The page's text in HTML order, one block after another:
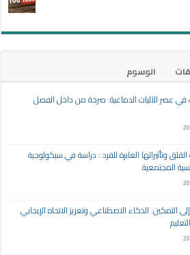
الوسوم
عصر الآليات الدماغية: صرخة من داخل الفصل
وتأثيراتها العابرة للفرد : دراسة في سيكولوجية
المجتمعية
التمكين: الذكاء الاصطناعي وتعزيز الاتجاه الإيجابي